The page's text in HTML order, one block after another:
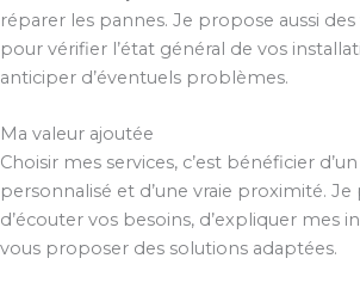
réparer les pannes. Je propose aussi
pour vérifier l’état général de vos
anticiper d’éventuels problèmes.
Ma valeur ajoutée
Choisir mes services, c’est bénéficier
personnalisé et d’une vraie proximité.
d’écouter vos besoins, d’expliquer mes
vous proposer des solutions adaptées.